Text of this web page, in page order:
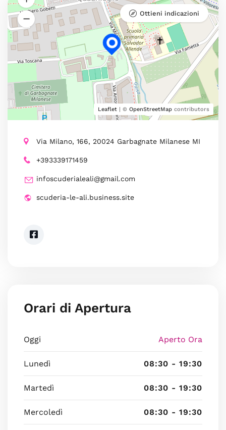
Leaflet | © OpenStreetMap contributors
Ottieni indicazioni
Via Milano, 166, 20024 Garbagnate Milanese MI
+393339171459
infoscuderialeali@gmail.com
scuderia-le-ali.business.site
Orari di Apertura
Oggi Aperto Ora
Lunedì 08:30 - 19:30
Martedì 08:30 - 19:30
Mercoledì 08:30 - 19:30